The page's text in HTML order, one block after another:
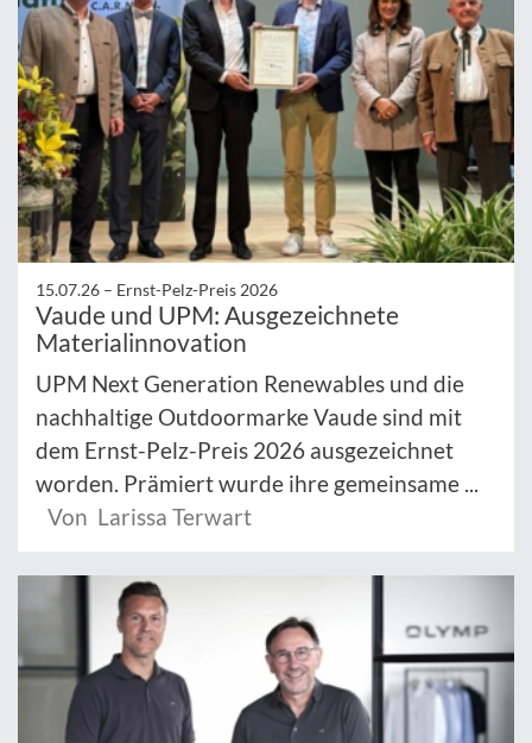
15.07.26 – Ernst-Pelz-Preis 2026
Vaude und UPM: Ausgezeichnete
Materialinnovation
UPM Next Generation Renewables und die
nachhaltige Outdoormarke Vaude sind mit
dem Ernst-Pelz-Preis 2026 ausgezeichnet
worden. Prämiert wurde ihre gemeinsame ...
Von Larissa Terwart